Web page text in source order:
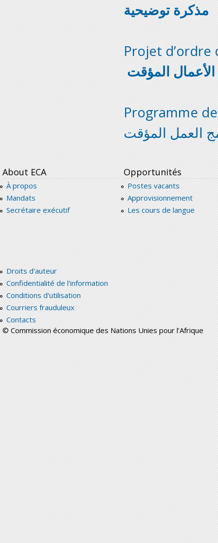
مذكرة توضيحية
Projet d’ordre
المؤقت
Programme
العمل المؤقت
About ECA
À propos
Mandats
Secrétaire exécutif
Opportunités
Postes vacants
Approvisionnement
Les cours de langue
Droits d'auteur
Confidentialité de l'information
Conditions d'utilisation
Courriers frauduleux
Contacts
© Commission économique des Nations Unies pour l’Afrique